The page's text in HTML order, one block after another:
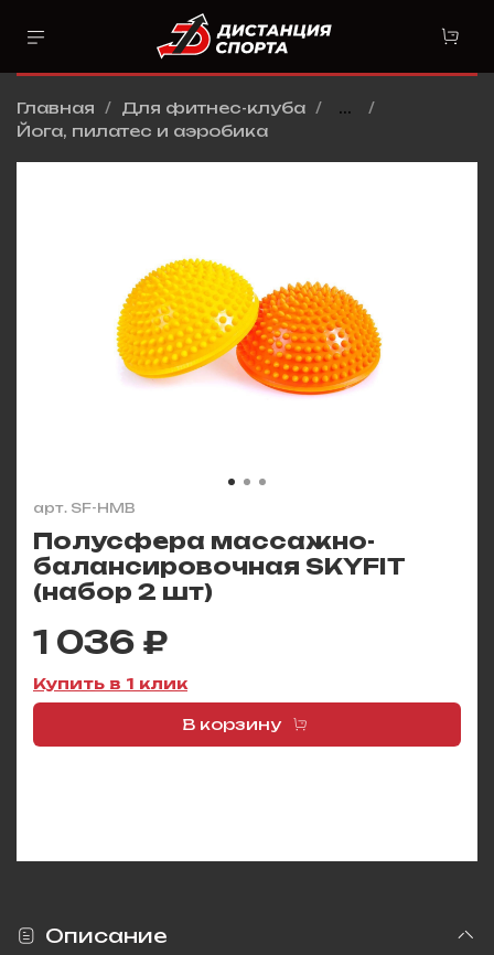
Главная Для фитнес-клуба
...
Йога, пилатес и аэробика
арт. SF-HMB
Полусфера массажно-
балансировочная SKYFIT
(набор 2 шт)
1 036 ₽
Купить в 1 клик
В корзину
Описание